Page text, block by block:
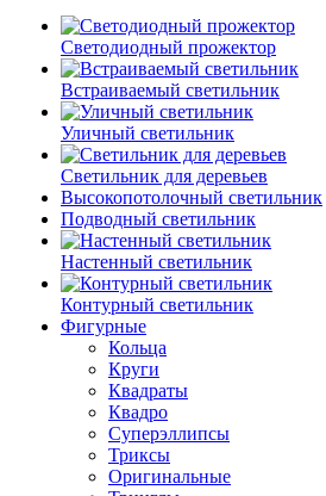
Светодиодный прожектор
Встраиваемый светильник
Уличный светильник
Светильник для деревьев
Высокопотолочный светильник
Подводный светильник
Настенный светильник
Контурный светильник
Фигурные
Кольца
Круги
Квадраты
Квадро
Суперэллипсы
Триксы
Оригинальные